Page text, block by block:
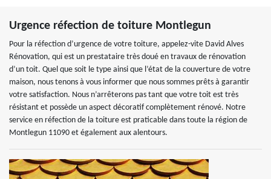
Urgence réfection de toiture Montlegun
Pour la réfection d’urgence de votre toiture, appelez-vite David Alves
Rénovation, qui est un prestataire très doué en travaux de rénovation
d’un toit. Quel que soit le type ainsi que l’état de la couverture de votre
maison, nous tenons à vous informer que nous sommes prêts à garantir
votre satisfaction. Nous n’arrêterons pas tant que votre toit est très
résistant et possède un aspect décoratif complètement rénové. Notre
service en réfection de la toiture est praticable dans toute la région de
Montlegun 11090 et également aux alentours.